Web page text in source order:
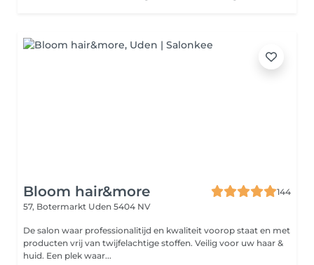
Bloom hair&more
144
57, Botermarkt Uden 5404 NV
De salon waar professionalitijd en kwaliteit voorop staat en met
producten vrij van twijfelachtige stoffen. Veilig voor uw haar &
huid. Een plek waar...